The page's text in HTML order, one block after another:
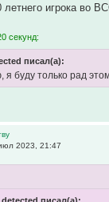
игрока во
секунд:
писал(а):
я буду только рад
2023, 21:47